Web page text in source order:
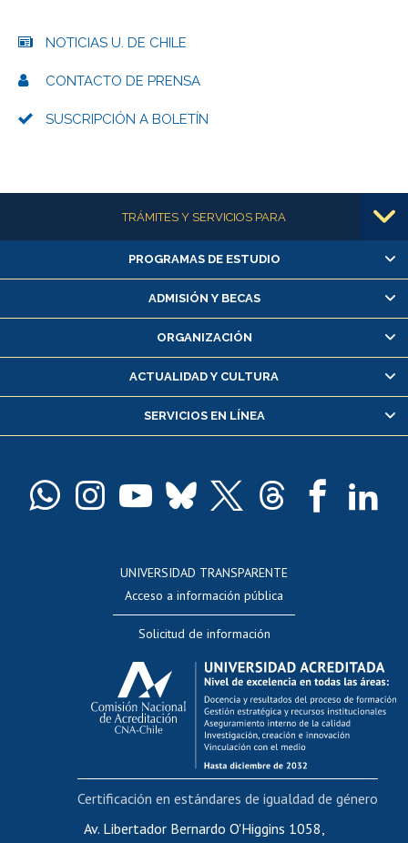
NOTICIAS U. DE CHILE
CONTACTO DE PRENSA
SUSCRIPCIÓN A BOLETÍN
Más informaciónTRÁMITES Y SERVICIOS PARA
Alumnas/os y exalumnas/os
Matrícula en línea
Inscripción y cambio de asignaturas
Consulta y certificado de notas
Servicio médico y dental
Pago de arancel y crédito alumnos
Docentes
Perfeccionamiento
Editar Portafolio Académico
Evaluación docente
Calificación académica
Postulación al AUCAI
Funcionarias/os
Cursos internos de capacitación
Bienestar del personal
Portal de movilidad interna
Certificado de renta
PROGRAMAS DE ESTUDIO
ADMISIÓN Y BECAS
ORGANIZACIÓN
ACTUALIDAD Y CULTURA
SERVICIOS EN LÍNEA
UNIVERSIDAD TRANSPARENTE
Acceso a información pública
Solicitud de información
Av. Libertador Bernardo O'Higgins 1058,
Certificación en estándares de igualdad de género